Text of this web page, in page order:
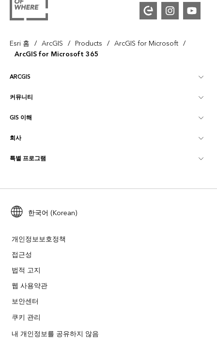
Esri 홈 / ArcGIS / Products / ArcGIS for Microsoft /
ArcGIS for Microsoft 365
ARCGIS
ArcGIS Overview
매핑
ArcGIS Online
Developer Technology
ArcGIS Location Platform
ArcGIS Architecture Center
커뮤니티
Esri 커뮤니티
ArcGIS Blog
사용자 리서치 및 테스트
Esri Young Professionals Network
이벤트
GIS 이해
GIS란?
로케이션 인텔리전스
교육
ArcUser
ArcWatch
Esri 비디오
회사
Esri 정보
채용
파트너
기업윤리강령
환경 및 지속가능성 이니셔티브
사이트맵
특별 프로그램
ArcGIS for Student Use
재난 대응
교육
비영리기관
인종 평등
한국어 (Korean)
개인정보보호정책
접근성
법적 고지
웹 사용약관
보안센터
쿠키 관리
내 개인정보를 공유하지 않음